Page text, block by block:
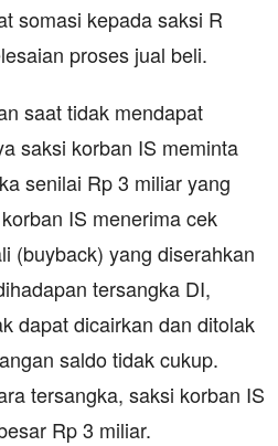
somasi kepada saksi R
proses jual beli.
saat tidak mendapat
saksi korban IS meminta
senilai Rp 3 miliar yang
IS menerima cek
(buyback) yang diserahkan
tersangka DI,
dapat dicairkan dan ditolak
saldo tidak cukup.
tersangka, saksi korban IS
Rp 3 miliar.